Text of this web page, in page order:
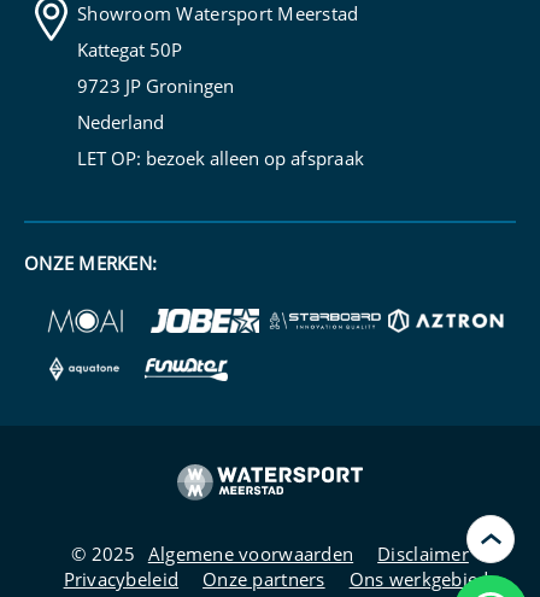
›
Showroom Watersport Meerstad
Kattegat 50P
9723 JP Groningen
Nederland
LET OP: bezoek alleen op afspraak
ONZE MERKEN:
© 2025 Algemene voorwaarden
Disclaimer
Privacybeleid
Onze partners Ons werkgebied